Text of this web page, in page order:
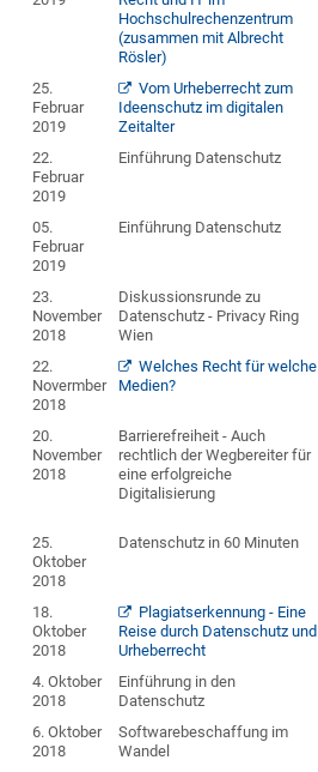
Hochschulrechenzentrum
(zusammen mit Albrecht
Rösler)
25.
Februar
2019
Vom Urheberrecht zum
Ideenschutz im digitalen
Zeitalter
22.
Februar
2019
Einführung Datenschutz
05.
Februar
2019
Einführung Datenschutz
23.
November
2018
Diskussionsrunde zu
Datenschutz - Privacy Ring
Wien
22.
Novermber
2018
Welches Recht für welche
Medien?
20.
November
2018
Barrierefreiheit - Auch
rechtlich der Wegbereiter für
eine erfolgreiche
Digitalisierung
25.
Oktober
2018
Datenschutz in 60 Minuten
18.
Oktober
2018
Plagiatserkennung - Eine
Reise durch Datenschutz und
Urheberrecht
4. Oktober
2018
Einführung in den
Datenschutz
6. Oktober
2018
Softwarebeschaffung im
Wandel